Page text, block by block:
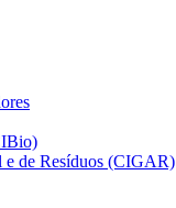
e de Resíduos (CIGAR)